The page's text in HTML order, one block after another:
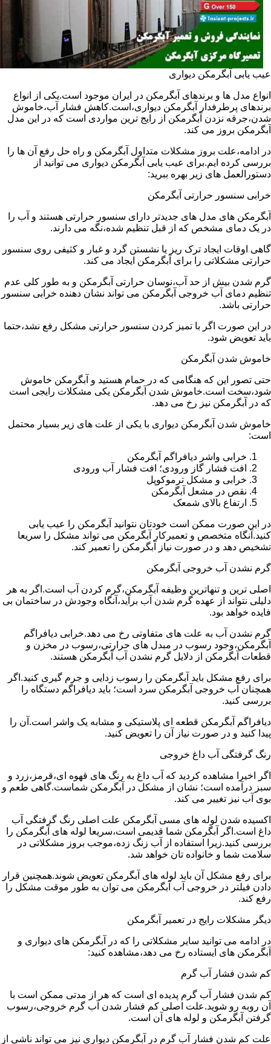
عیب یابی آبگرمکن دیواری
انواع مدل ها و برندهای آبگرمکن در ایران موجود است.یکی از انواع
برندهای پرطرفدار آبگرمکن دیواری،است.کاهش فشار آب،خاموش
شدن،جرقه نزدن آبگرمکن از رایج ترین مواردی است که در این مدل
آبگرمکن بروز می کند.
در ادامه،علت بروز مشکلات متداول آبگرمکن و راه حل رفع آن ها را
بررسی کرده ایم.برای عیب یابی آبگرمکن دیواری می توانید از
دستورالعمل های زیر بهره ببرید:
خرابی سنسور حرارتی آبگرمکن
آبگرمکن های مدل های جدیدتر دارای سنسور حرارتی هستند و آب را
در یک دمای مشخص که از قبل تنظیم شده،نگه می دارند.
گاهی اوقات ایجاد ترک ریز یا نشستن گرد و غبار و کثیفی روی سنسور
حرارتی مشکلاتی را برای آبگرمکن ایجاد می کند.
گرم شدن بیش از حد آب،نوسان حرارتی آبگرمکن و به طور کلی عدم
تنظیم دمای آب خروجی آبگرمکن می تواند نشان دهنده خرابی سنسور
حرارتی باشد.
در این صورت اگر با تمیز کردن سنسور حرارتی مشکل رفع نشد،حتما
باید تعویض شود.
خاموش شدن آبگرمکن
حتی تصور این که هنگامی که در حمام هستید و آبگرمکن خاموش
شود،سخت است.خاموش شدن آبگرمکن یکی مشکلات رایجی است
که در آبگرمکن نیز رخ می دهد.
خاموش شدن آبگرمکن دیواری با یکی از علت های زیر بسیار محتمل
است:
خرابی واشر دیافراگم آبگرمکن
افت فشار گاز ورودی؛ افت فشار آب ورودی
خرابی و مشکل ترموکوپل
نقص در مشعل آبگرمکن
ارتفاع بالای شمعک
در این صورت ممکن است خودتان نتوانید آبگرمکن را عیب یابی
کنید.آنگاه متخصص و تعمیرکار آبگرمکن می تواند مشکل را سریعا
تشخیص دهد و در صورت نیاز آبگرمکن را تعمیر کند.
گرم نشدن آب خروجی آبگرمکن
اصلی ترین و تنهاترین وظیفه آبگرمکن،گرم کردن آب است.اگر به هر
دلیلی نتواند از عهده گرم شدن آب برآید،آنگاه وجودش در ساختمان بی
فایده خواهد بود.
گرم نشدن آب به علت های متفاوتی رخ می دهد.خرابی دیافراگم
آبگرمکن،وجود رسوب در مبدل های حرارتی،رسوب در مخزن و
قطعات آبگرمکن از دلایل گرم نشدن آب آبگرمکن هستند.
برای رفع مشکل باید آبگرمکن را رسوب زدایی و جرم گیری کنید.اگر
همچنان آب خروجی آبگرمکن سرد است؛ باید دیافراگم دستگاه را
بررسی کنید.
دیافراگم آبگرمکن قطعه ای پلاستیکی و مشابه یک واشر است.آن را
پیدا کنید و در صورت نیاز آن را تعویض کنید.
رنگ گرفتگی آب داغ خروجی
اگر اخیرا مشاهده کردید که آب داغ به رنگ های قهوه ای،قرمز،زرد و
سبز درآمده است؛ نشان از مشکل در آبگرمکن شماست.گاهی طعم و
بوی آب نیز تغییر می کند.
اکسیده شدن لوله های مسی آبگرمکن علت اصلی رنگ گرفتگی آب
داغ است.اگر آبگرمکن شما قدیمی است،سریعا لوله های آبگرمکن را
بررسی کنید.زیرا استفاده از آب زنگ زده،موجب بروز مشکلاتی در
سلامت شما و خانواده تان خواهد شد.
برای رفع مشکل آن باید لوله های آبگرمکن تعویض شوند.همچنین قرار
دادن فیلتر در خروجی آب آبگرمکن می توان به طور موقت مشکل را
رفع کند.
دیگر مشکلات رایج در تعمیر آبگرمکن
در ادامه می توانید سایر مشکلاتی را که در آبگرمکن های دیواری و
آبگرمکن های ایستاده رخ می دهد،مشاهده کنید:
کم شدن فشار آب گرم
کم شدن فشار آب گرم پدیده ای است که هر از مدتی ممکن است با
آن روبه رو شوید.علت اصلی کم فشار شدن آب گرم خروجی،رسوب
گرفتن آبگرمکن و لوله های آن است.
علت کم شدن فشار آب گرم در آبگرمکن دیواری نیز می تواند ناشی از